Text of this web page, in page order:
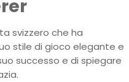
svizzero che ha
stile di gioco elegante e
successo e di spiegare